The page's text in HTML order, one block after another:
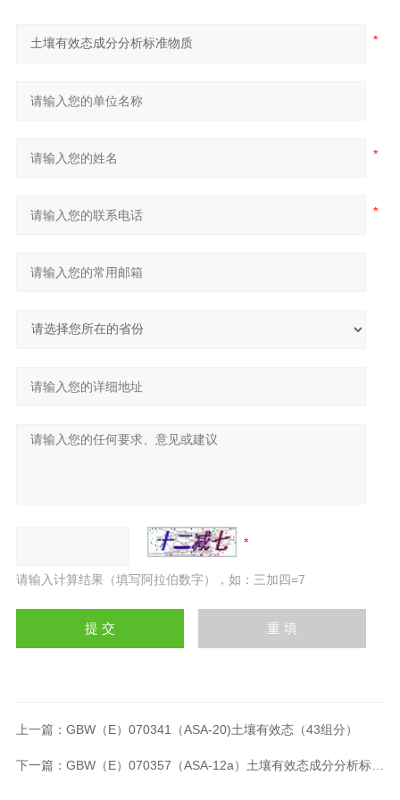
请输入计算结果（填写阿拉伯数字），如：三加四=7
上一篇： GBW（E）070341（ASA-20)土壤有效态（43组分）
下一篇： GBW（E）070357（ASA-12a）土壤有效态成分分析标准物质